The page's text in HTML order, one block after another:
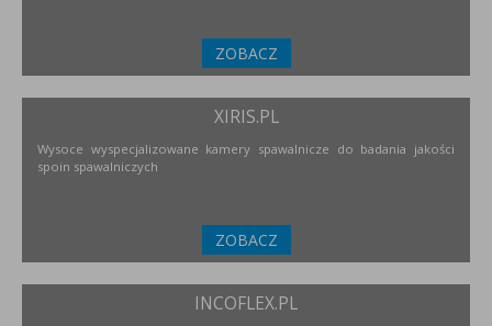
ZOBACZ
XIRIS.PL
Wysoce wyspecjalizowane kamery spawalnicze do badania jakości
spoin spawalniczych
ZOBACZ
INCOFLEX.PL